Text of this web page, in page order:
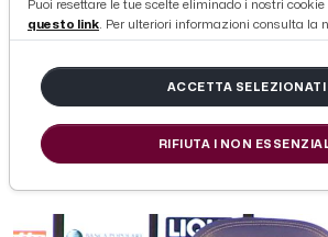
Frosinone-Cittadella 1-
Marino e Venturato
martedì 07 marzo 2017
Puoi resettare le tue scelte eliminado i nostri
questo link. Per ulteriori informazioni consulta la
ACCETTA SELEZIONATI
RIFIUTA I NON